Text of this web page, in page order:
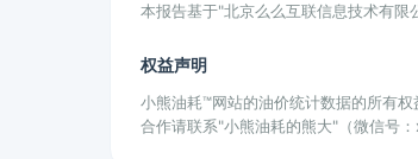
本报告基于"北京么么互联信息技术有限
权益声明
小熊油耗™网站的油价统计数据的所有
合作请联系"小熊油耗的熊大"（微信号：